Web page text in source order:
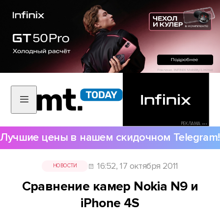
РЕКЛАМА •••
Лучшие цены в нашем скидочном Telegram!
НОВОСТИ 16:52, 17 октября 2011
Сравнение камер Nokia N9 и
iPhone 4S